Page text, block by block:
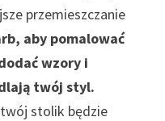
przemieszczanie
aby pomalować
wzory i
twój styl.
stolik będzie